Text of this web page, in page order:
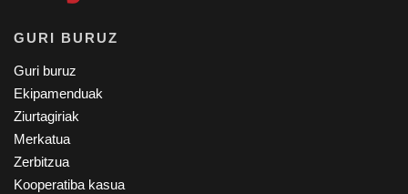
GURI BURUZ
Guri buruz
Ekipamenduak
Ziurtagiriak
Merkatua
Zerbitzua
Kooperatiba kasua